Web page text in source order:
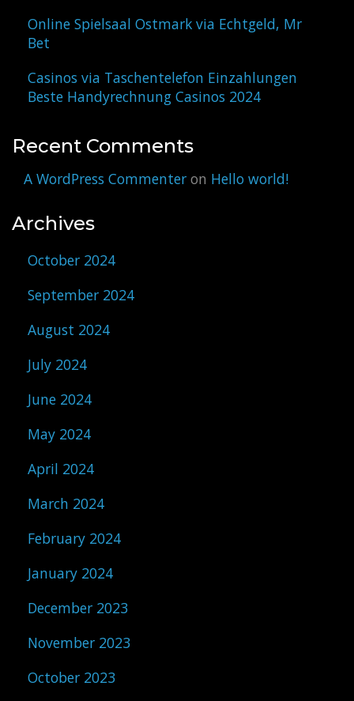
Online Spielsaal Ostmark via Echtgeld, Mr
Bet
Casinos via Taschentelefon Einzahlungen
Beste Handyrechnung Casinos 2024
Recent Comments
A WordPress Commenter on Hello world!
Archives
October 2024
September 2024
August 2024
July 2024
June 2024
May 2024
April 2024
March 2024
February 2024
January 2024
December 2023
November 2023
October 2023